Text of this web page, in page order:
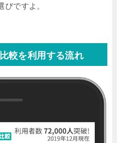
びですよ。
較を利用する流れ